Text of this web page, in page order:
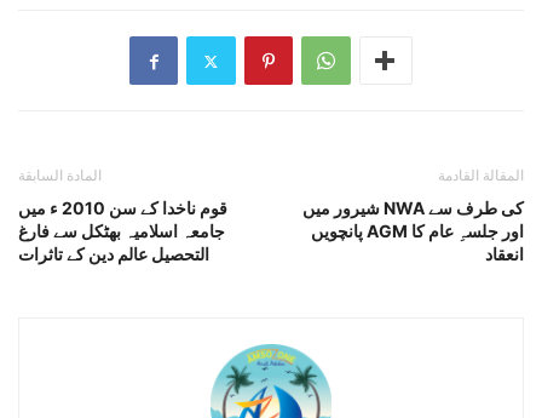
المادة السابقة
قوم ناخدا کے سن 2010 ء میں
جامعہ اسلامیہ بھٹکل سے فارغ
التحصیل عالم دین کے تاثرات
المقالة القادمة
شیرور میں NWA کی طرف سے
پانچویں AGM اور جلسہِ عام کا
انعقاد